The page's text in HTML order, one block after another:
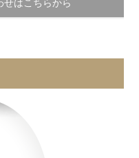
せはこちらから